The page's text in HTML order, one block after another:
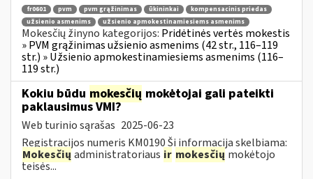
fr0601 pvm pvm grąžinimas ūkininkai
kompensacinis priedas
užsienio asmenims
užsienio apmokestinamiesiems asmenims
Mokesčių žinyno kategorijos: Pridėtinės vertės mokestis
» PVM grąžinimas užsienio asmenims (42 str., 116–119
str.) » Užsienio apmokestinamiesiems asmenims (116–
119 str.)
Kokiu būdu mokesčių mokėtojai gali pateikti
paklausimus VMI?
Web turinio sąrašas 2025-06-23
Registracijos numeris KM0190 Ši informacija skelbiama:
Mokesčių administratoriaus ir mokesčių mokėtojo
teisės...